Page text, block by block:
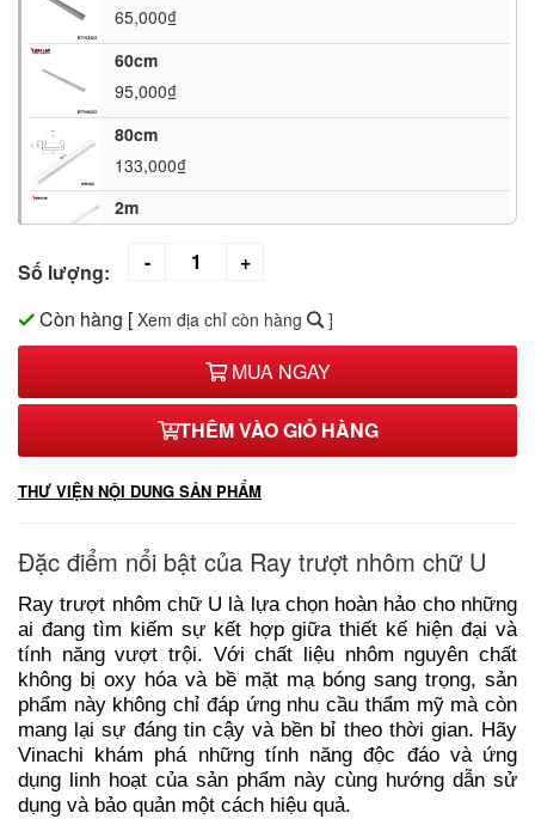
65,000₫
60cm
95,000₫
80cm
133,000₫
2m
Hết hàng
188,000₫
50 cm
Số lượng:
Còn hàng [ Xem địa chỉ còn hàng ]
MUA NGAY
THÊM VÀO GIỎ HÀNG
THƯ VIỆN NỘI DUNG SẢN PHẨM
Đặc điểm nổi bật của Ray trượt nhôm chữ U
Ray trượt nhôm chữ U là lựa chọn hoàn hảo cho những
ai đang tìm kiếm sự kết hợp giữa thiết kế hiện đại và
tính năng vượt trội. Với chất liệu nhôm nguyên chất
không bị oxy hóa và bề mặt mạ bóng sang trọng, sản
phẩm này không chỉ đáp ứng nhu cầu thẩm mỹ mà còn
mang lại sự đáng tin cậy và bền bỉ theo thời gian. Hãy
Vinachi khám phá những tính năng độc đáo và ứng
dụng linh hoạt của sản phẩm này cùng hướng dẫn sử
dụng và bảo quản một cách hiệu quả.